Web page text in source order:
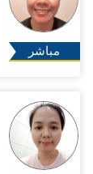
مباشر